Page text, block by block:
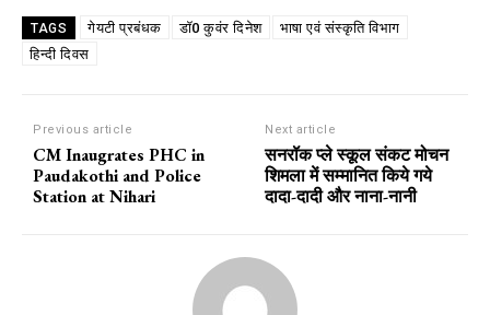
TAGS गेयटी प्रबंधक डॉ0 कुवंर दिनेश
भाषा एवं संस्कृति विभाग
हिन्दी दिवस
Previous article
CM Inaugrates PHC in
Paudakothi and Police
Station at Nihari
Next article
सनरॉक प्ले स्कूल संकट मोचन
शिमला में सम्मानित किये गये
दादा-दादी और नाना-नानी